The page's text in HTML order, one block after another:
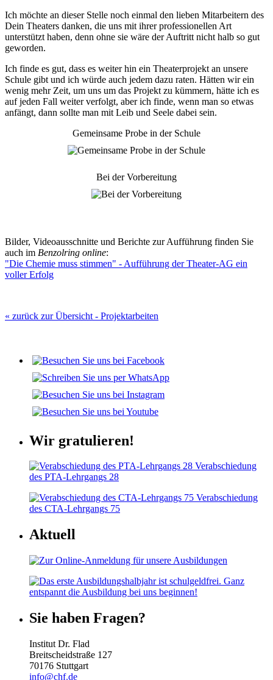
Ich möchte an dieser Stelle noch einmal den lieben Mitarbeitern des
Dein Theaters danken, die uns mit ihrer professionellen Art
unterstützt haben, denn ohne sie wäre der Auftritt nicht halb so gut
geworden.
Ich finde es gut, dass es weiter hin ein Theaterprojekt an unsere
Schule gibt und ich würde auch jedem dazu raten. Hätten wir ein
wenig mehr Zeit, um uns um das Projekt zu kümmern, hätte ich es
auf jeden Fall weiter verfolgt, aber ich finde, wenn man so etwas
anfängt, dann sollte man mit Leib und Seele dabei sein.
Gemeinsame Probe in der Schule
Bei der Vorbereitung
Bilder, Videoausschnitte und Berichte zur Aufführung finden Sie
auch im Benzolring online:
"Die Chemie muss stimmen" - Aufführung der Theater-AG ein
voller Erfolg
« zurück zur Übersicht - Projektarbeiten
Wir gratulieren!
Verabschiedung
des PTA-Lehrgangs 28
Verabschiedung
des CTA-Lehrgangs 75
Aktuell
Sie haben Fragen?
Institut Dr. Flad
Breitscheidstraße 127
70176 Stuttgart
info@chf.de